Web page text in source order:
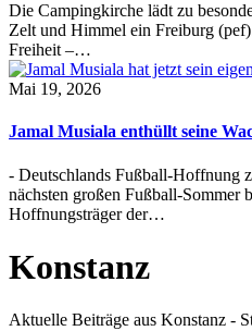
Die Campingkirche lädt zu
Zelt und Himmel ein Freiburg
Freiheit –…
Mai 19, 2026
Jamal Musiala enthüllt seine
- Deutschlands Fußball-Hoffnung
nächsten großen Fußball-Sommer
Hoffnungsträger der…
Konstanz
Aktuelle Beiträge aus Konstanz -